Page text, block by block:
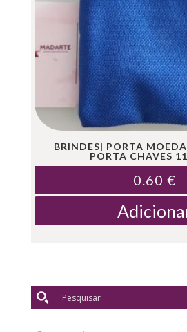
BRINDES| PORTA
PORTA CHAVES
0.60 €